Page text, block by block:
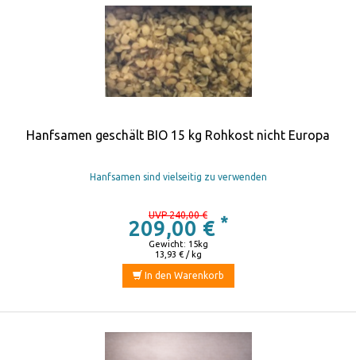
Hanfsamen geschält BIO 15 kg Rohkost nicht Europa
Hanfsamen sind vielseitig zu verwenden
UVP 240,00 €
209,00 € *
13,93 € / kg
Gewicht: 15kg
In den Warenkorb